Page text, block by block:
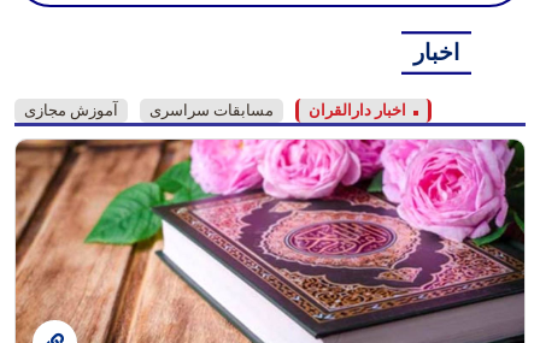
اخبار
اخبار دارالقران مسابقات سراسری آموزش مجازی